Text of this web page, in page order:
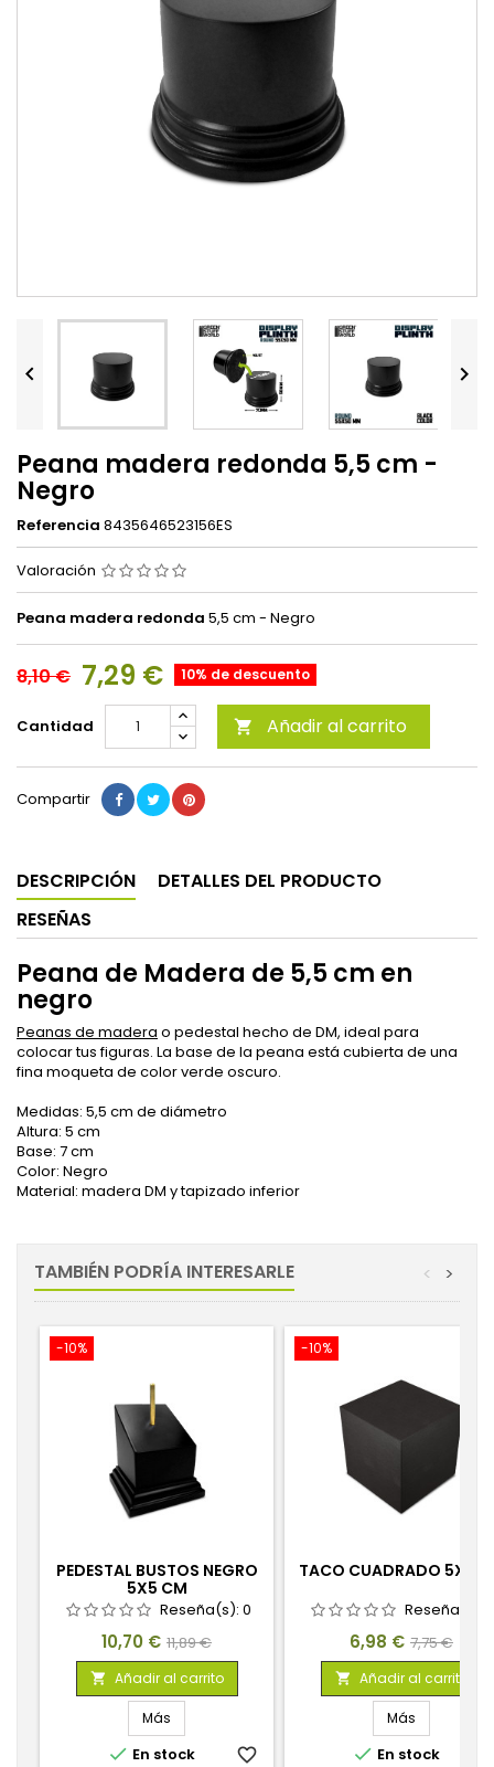
 
Peana madera redonda 5,5 cm -
Negro
Referencia 8435646523156ES
Valoración
Peana madera redonda 5,5 cm - Negro
8,10 € 7,29 € 10% de descuento
Cantidad  Añadir al carrito
Compartir
DESCRIPCIÓN
DETALLES DEL PRODUCTO
RESEÑAS
Peana de Madera de 5,5 cm en
negro
Peanas de madera o pedestal hecho de DM, ideal para
colocar tus figuras. La base de la peana está cubierta de una
fina moqueta de color verde oscuro.
Medidas: 5,5 cm de diámetro
Altura: 5 cm
Base: 7 cm
Color: Negro
Material: madera DM y tapizado inferior
TAMBIÉN PODRÍA INTERESARLE >
<
-10%
PEDESTAL BUSTOS NEGRO
5X5 CM
Reseña(s): 0
Precio
10,70 € Precio
base
11,89 €
 Añadir al carrito
Más
 En stock favorite_border
-10%
TACO CUADRADO 5X5
Reseña(s):
Precio
6,98 € Precio
base
7,75 €
 Añadir al carrito
Más
 En stock